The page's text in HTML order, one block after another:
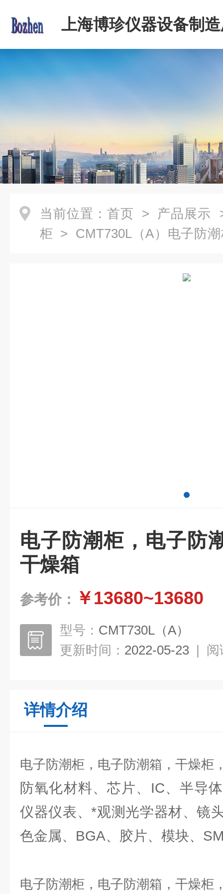
上海博珍仪器设备制
当前位置： 首页 > 产品展示
柜 > CMT730L（A）电子防
电子防潮柜，电子防
干燥箱
参考价： ￥13680~13680
型号： CMT730L（A）
更新时间： 2022-05-23 | 阅
详情介绍
电子防潮柜，电子防潮箱，干燥柜
防氧化材料、芯片、IC、半导
仪器仪表、*观测光学器材、镜
色金属、BGA、胶片、模块、
电子防潮柜，电子防潮箱，干燥柜